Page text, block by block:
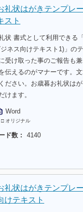
礼状はがきテンプレ
スト
状 書式として利用できる
ネス向けテキスト1)」の
受け取った事のご報告も
伝えるのがマナーです。
ださい。お歳暮お礼状は
けます。
Word
□ オリジナル
ド数： 4140
礼状はがきテンプレ
けテキスト